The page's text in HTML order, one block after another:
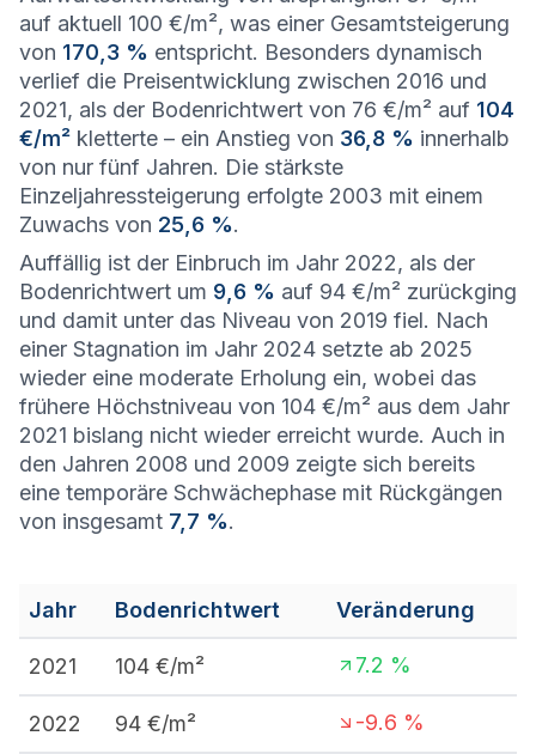
auf aktuell 100 €/m², was einer Gesamtsteigerung
von 170,3 % entspricht. Besonders dynamisch
verlief die Preisentwicklung zwischen 2016 und
2021, als der Bodenrichtwert von 76 €/m² auf 104
€/m² kletterte – ein Anstieg von 36,8 % innerhalb
von nur fünf Jahren. Die stärkste
Einzeljahressteigerung erfolgte 2003 mit einem
Zuwachs von 25,6 %.
Auffällig ist der Einbruch im Jahr 2022, als der
Bodenrichtwert um 9,6 % auf 94 €/m² zurückging
und damit unter das Niveau von 2019 fiel. Nach
einer Stagnation im Jahr 2024 setzte ab 2025
wieder eine moderate Erholung ein, wobei das
frühere Höchstniveau von 104 €/m² aus dem Jahr
2021 bislang nicht wieder erreicht wurde. Auch in
den Jahren 2008 und 2009 zeigte sich bereits
eine temporäre Schwächephase mit Rückgängen
von insgesamt 7,7 %.
Jahr Bodenrichtwert Veränderung
2021 104 €/m² 7.2 %
2022 94 €/m² -9.6 %